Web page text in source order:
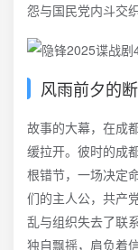
怨与国民党内斗交
风雨前夕的
故事的大幕，在成
缓拉开。彼时的成
根错节，一场决定
们的主人公，共产
乱与组织失去了联
独自飘摇，肩负着